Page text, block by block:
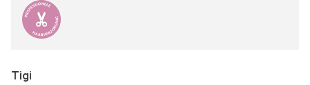
Tigi